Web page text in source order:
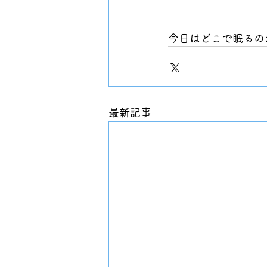
今日はどこで眠る
最新記事